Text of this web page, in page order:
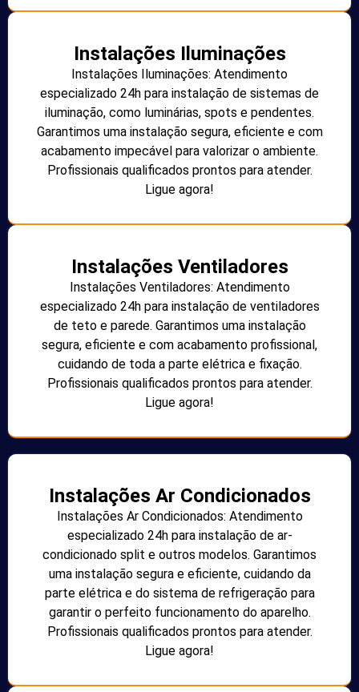
Instalações Iluminações
Instalações Iluminações: Atendimento
especializado 24h para instalação de sistemas de
iluminação, como luminárias, spots e pendentes.
Garantimos uma instalação segura, eficiente e com
acabamento impecável para valorizar o ambiente.
Profissionais qualificados prontos para atender.
Ligue agora!
Instalações Ventiladores
Instalações Ventiladores: Atendimento
especializado 24h para instalação de ventiladores
de teto e parede. Garantimos uma instalação
segura, eficiente e com acabamento profissional,
cuidando de toda a parte elétrica e fixação.
Profissionais qualificados prontos para atender.
Ligue agora!
Instalações Ar Condicionados
Instalações Ar Condicionados: Atendimento
especializado 24h para instalação de ar-
condicionado split e outros modelos. Garantimos
uma instalação segura e eficiente, cuidando da
parte elétrica e do sistema de refrigeração para
garantir o perfeito funcionamento do aparelho.
Profissionais qualificados prontos para atender.
Ligue agora!